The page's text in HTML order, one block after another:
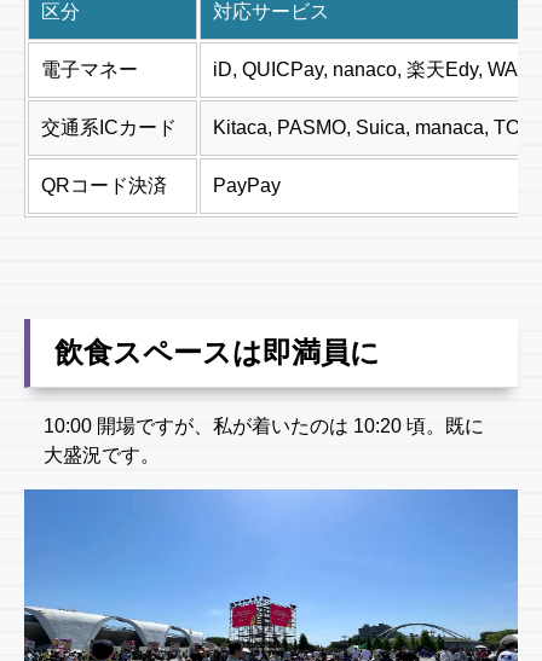
区分 対応サービス
電子マネー iD, QUICPay, nanaco, 楽天Edy,
交通系ICカード Kitaca, PASMO, Suica, manaca,
QRコード決済 PayPay
飲食スペースは即満員に
10:00 開場ですが、私が着いたのは 10:20 頃。既に
大盛況です。